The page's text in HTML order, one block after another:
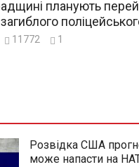
планують
11772 1
Розвідка США
може напасти на